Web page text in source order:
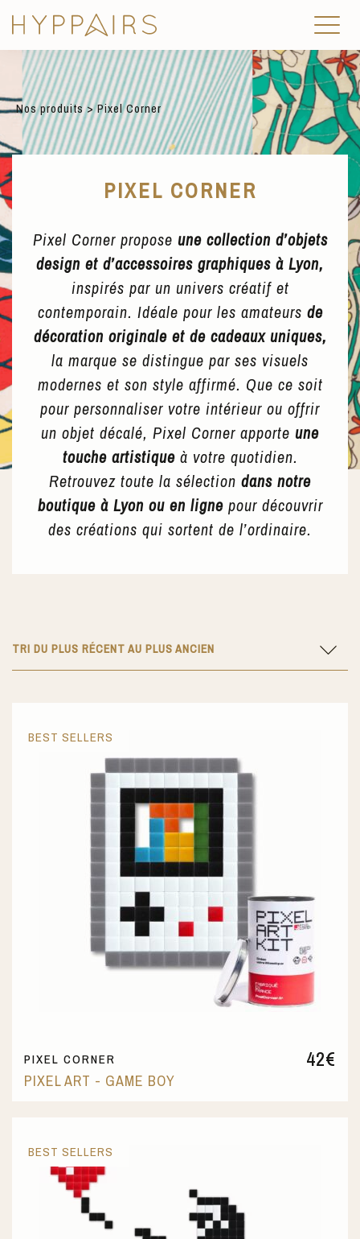
Nos produits> Pixel Corner
PIXEL CORNER
Pixel Corner propose une collection d’objets
design et d’accessoires graphiques à Lyon,
inspirés par un univers créatif et
contemporain. Idéale pour les amateurs de
décoration originale et de cadeaux uniques,
la marque se distingue par ses visuels
modernes et son style affirmé. Que ce soit
pour personnaliser votre intérieur ou offrir
un objet décalé, Pixel Corner apporte une
touche artistiqueà votre quotidien.
Retrouvez toute la sélection dans notre
boutique à Lyon ou en lignepour découvrir
des créations qui sortent de l’ordinaire.
TRI DU PLUS RÉCENT AU PLUS ANCIEN
42€
PIXEL CORNER
PIXEL ART - GAME BOY
BEST SELLERS
BEST SELLERS